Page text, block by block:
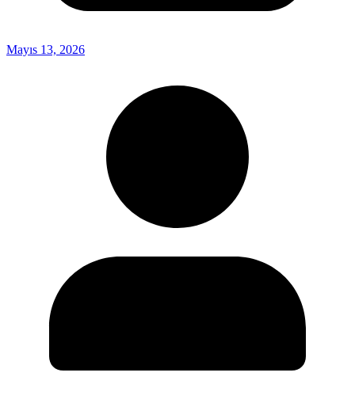
Mayıs 13, 2026